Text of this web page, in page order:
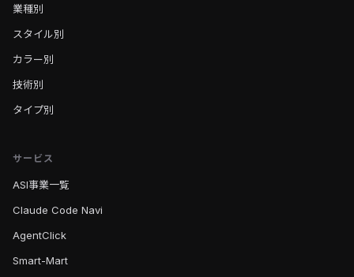
業種別
スタイル別
カラー別
技術別
タイプ別
サービス
ASI事業一覧
Claude Code Navi
AgentClick
Smart-Mart